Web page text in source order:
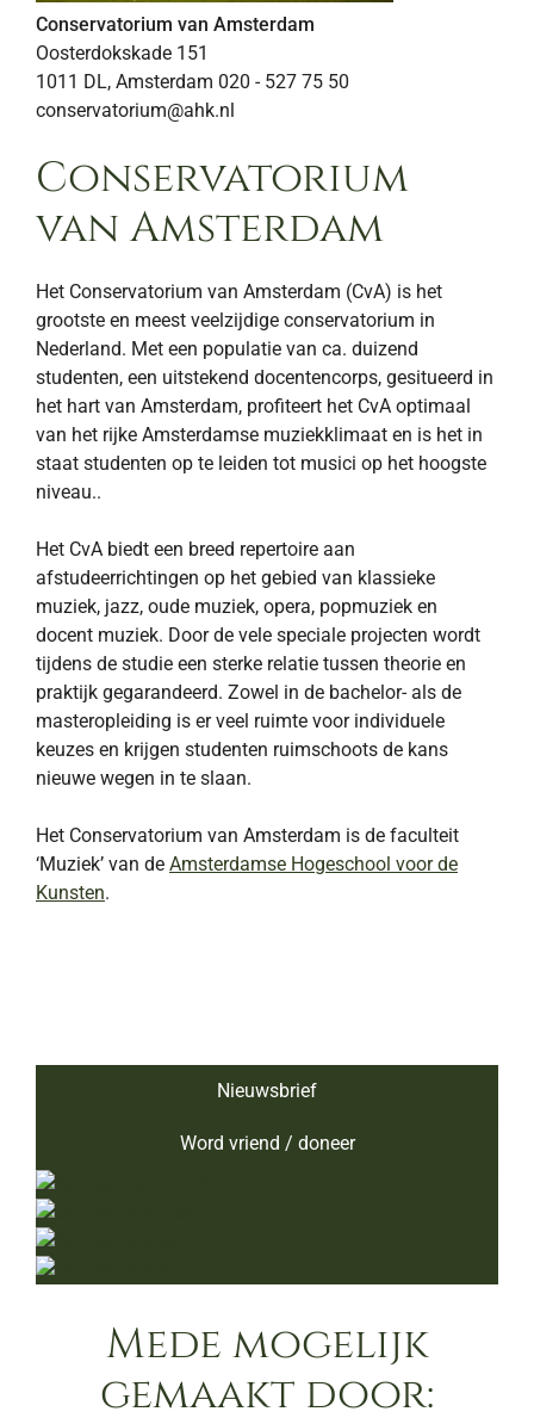
Conservatorium van Amsterdam
Oosterdokskade 151
1011 DL, Amsterdam 020 - 527 75 50
conservatorium@ahk.nl
Conservatorium
van Amsterdam
Het Conservatorium van Amsterdam (CvA) is het
grootste en meest veelzijdige conservatorium in
Nederland. Met een populatie van ca. duizend
studenten, een uitstekend docentencorps, gesitueerd in
het hart van Amsterdam, profiteert het CvA optimaal
van het rijke Amsterdamse muziekklimaat en is het in
staat studenten op te leiden tot musici op het hoogste
niveau..
Het CvA biedt een breed repertoire aan
afstudeerrichtingen op het gebied van klassieke
muziek, jazz, oude muziek, opera, popmuziek en
docent muziek. Door de vele speciale projecten wordt
tijdens de studie een sterke relatie tussen theorie en
praktijk gegarandeerd. Zowel in de bachelor- als de
masteropleiding is er veel ruimte voor individuele
keuzes en krijgen studenten ruimschoots de kans
nieuwe wegen in te slaan.
Het Conservatorium van Amsterdam is de faculteit
‘Muziek’ van de Amsterdamse Hogeschool voor de
Kunsten.
Nieuwsbrief
Word vriend / doneer
Mede mogelijk
gemaakt door: